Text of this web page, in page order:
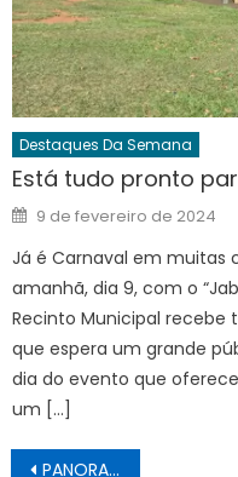
Destaques Da Semana
Está tudo pronto
Posted
on
9 de fevereiro de 2024
Já é Carnaval em muitas
amanhã, dia 9, com o
Recinto Municipal recebe
que espera um grande
dia do evento que
um […]
Navegação
PANORAMA 04/08